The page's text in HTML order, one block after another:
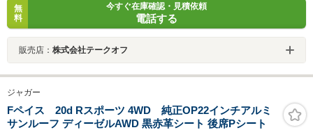
無
料
今すぐ在庫確認・見積依頼
電話する
販売店： 株式会社テークオフ
ジャガー
Fペイス 20d Rスポーツ 4WD 純正OP22インチアルミ
サンルーフ ディーゼルAWD 黒赤革シート 後席Pシート